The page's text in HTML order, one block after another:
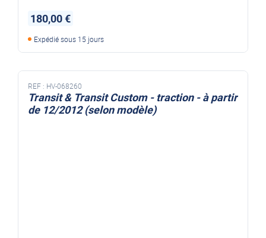
180,00 €
Expédié sous 15 jours
REF : HV-068260
Transit & Transit Custom - traction - à partir
de 12/2012 (selon modèle)